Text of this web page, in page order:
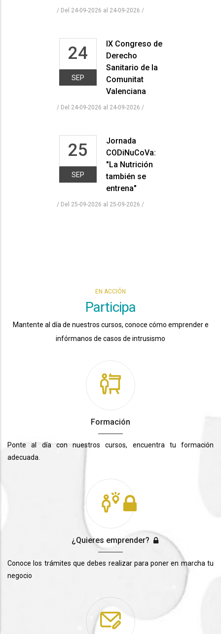
/ Del 24-09-2026 al 24-09-2026 /
24
SEP
IX Congreso de
Derecho
Sanitario de la
Comunitat
Valenciana
/ Del 24-09-2026 al 24-09-2026 /
25
SEP
Jornada
CODiNuCoVa:
"La Nutrición
también se
entrena"
/ Del 25-09-2026 al 25-09-2026 /
EN ACCIÓN
Participa
Mantente al día de nuestros cursos, conoce cómo emprender e
infórmanos de casos de intrusismo
Formación
Ponte al día con nuestros cursos, encuentra tu formación
adecuada.
¿Quieres emprender?
Conoce los trámites que debes realizar para poner en marcha tu
negocio